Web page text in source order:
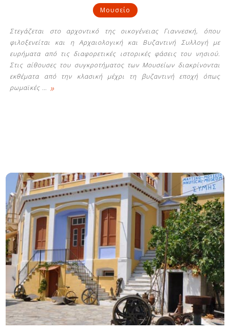
Μουσείο
Στεγάζεται στο αρχοντικό της οικογένειας Γιαννεσκή, όπου
φιλοξενείται και η Αρχαιολογική και Βυζαντινή Συλλογή με
ευρήματα από τις διαφορετικές ιστορικές φάσεις του νησιού.
Στις αίθουσες του συγκροτήματος των Μουσείων διακρίνονται
εκθέματα από την κλασική μέχρι τη βυζαντινή εποχή όπως
ρωμαϊκές … »